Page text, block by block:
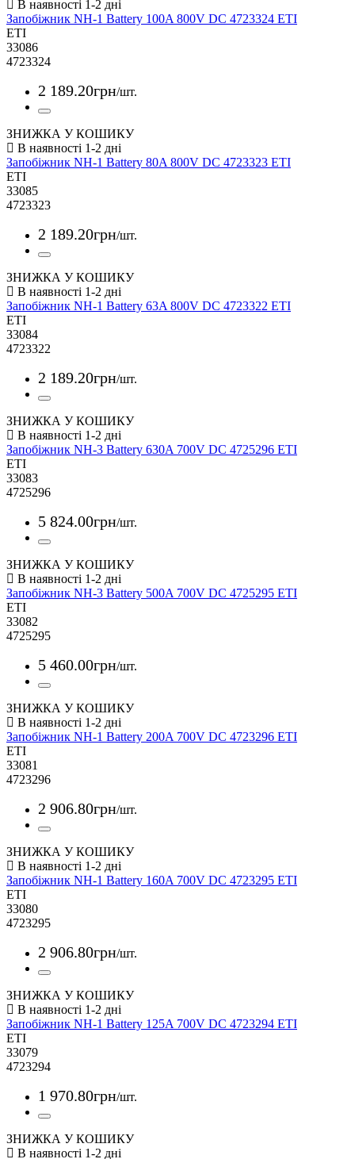
Запобіжник NH-1 Battery 100A 800V DC 4723324 ETI
ETI
33086
4723324
2 189.20грн/шт.
ЗНИЖКА У КОШИКУ
Запобіжник NH-1 Battery 80A 800V DC 4723323 ETI
ETI
33085
4723323
2 189.20грн/шт.
ЗНИЖКА У КОШИКУ
Запобіжник NH-1 Battery 63A 800V DC 4723322 ETI
ETI
33084
4723322
2 189.20грн/шт.
ЗНИЖКА У КОШИКУ
Запобіжник NH-3 Battery 630A 700V DC 4725296 ETI
ETI
33083
4725296
5 824.00грн/шт.
ЗНИЖКА У КОШИКУ
Запобіжник NH-3 Battery 500A 700V DC 4725295 ETI
ETI
33082
4725295
5 460.00грн/шт.
ЗНИЖКА У КОШИКУ
Запобіжник NH-1 Battery 200A 700V DC 4723296 ETI
ETI
33081
4723296
2 906.80грн/шт.
ЗНИЖКА У КОШИКУ
Запобіжник NH-1 Battery 160A 700V DC 4723295 ETI
ETI
33080
4723295
2 906.80грн/шт.
ЗНИЖКА У КОШИКУ
Запобіжник NH-1 Battery 125A 700V DC 4723294 ETI
ETI
33079
4723294
1 970.80грн/шт.
ЗНИЖКА У КОШИКУ